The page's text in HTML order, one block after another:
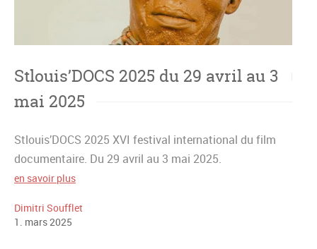
Stlouis’DOCS 2025 du 29 avril au 3
mai 2025
Stlouis’DOCS 2025 XVI festival international du film
documentaire. Du 29 avril au 3 mai 2025.
en savoir plus
Dimitri Soufflet
1 mars2025